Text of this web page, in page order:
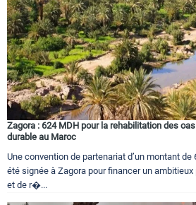
Zagora : 624 MDH pour la rehabilitation des
durable au Maroc
Une convention de partenariat d’un montant
été signée à Zagora pour financer un
et de r�...